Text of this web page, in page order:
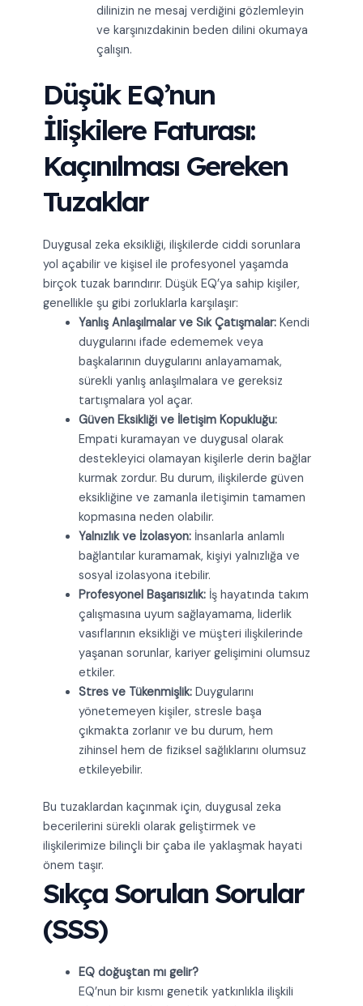
dilinizin ne mesaj verdiğini gözlemleyin
ve karşınızdakinin beden dilini okumaya
çalışın.
Düşük EQ’nun
İlişkilere Faturası:
Kaçınılması Gereken
Tuzaklar
Duygusal zeka eksikliği, ilişkilerde ciddi sorunlara
yol açabilir ve kişisel ile profesyonel yaşamda
birçok tuzak barındırır. Düşük EQ’ya sahip kişiler,
genellikle şu gibi zorluklarla karşılaşır:
Yanlış Anlaşılmalar ve Sık Çatışmalar:Kendi
duygularını ifade edememek veya
başkalarının duygularını anlayamamak,
sürekli yanlış anlaşılmalara ve gereksiz
tartışmalara yol açar.
Güven Eksikliği ve İletişim Kopukluğu:
Empati kuramayan ve duygusal olarak
destekleyici olamayan kişilerle derin bağlar
kurmak zordur. Bu durum, ilişkilerde güven
eksikliğine ve zamanla iletişimin tamamen
kopmasına neden olabilir.
Yalnızlık ve İzolasyon:İnsanlarla anlamlı
bağlantılar kuramamak, kişiyi yalnızlığa ve
sosyal izolasyona itebilir.
Profesyonel Başarısızlık:İş hayatında takım
çalışmasına uyum sağlayamama, liderlik
vasıflarının eksikliği ve müşteri ilişkilerinde
yaşanan sorunlar, kariyer gelişimini olumsuz
etkiler.
Stres ve Tükenmişlik:Duygularını
yönetemeyen kişiler, stresle başa
çıkmakta zorlanır ve bu durum, hem
zihinsel hem de fiziksel sağlıklarını olumsuz
etkileyebilir.
Bu tuzaklardan kaçınmak için, duygusal zeka
becerilerini sürekli olarak geliştirmek ve
ilişkilerimize bilinçli bir çaba ile yaklaşmak hayati
önem taşır.
Sıkça Sorulan Sorular
(SSS)
EQ doğuştan mı gelir?
EQ’nun bir kısmı genetik yatkınlıkla ilişkili